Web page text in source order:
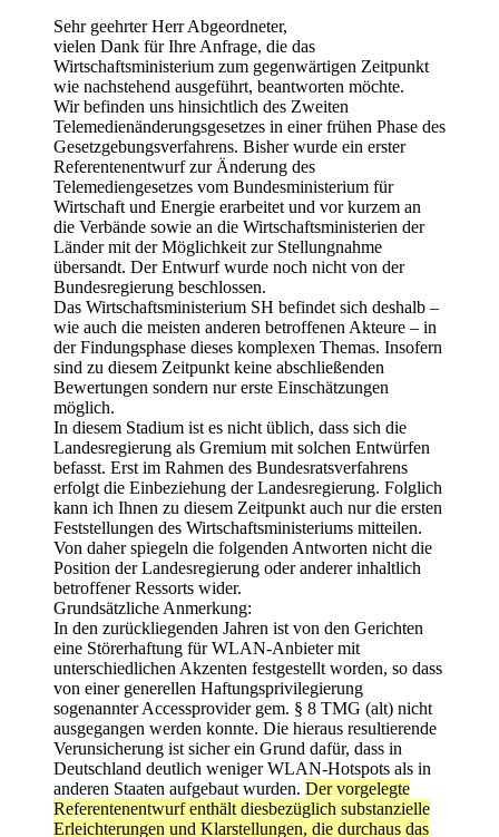
Sehr geehrter Herr Abgeordneter,
vielen Dank für Ihre Anfrage, die das
Wirtschaftsministerium zum gegenwärtigen Zeitpunkt
wie nachstehend ausgeführt, beantworten möchte.
Wir befinden uns hinsichtlich des Zweiten
Telemedienänderungsgesetzes in einer frühen Phase des
Gesetzgebungsverfahrens. Bisher wurde ein erster
Referentenentwurf zur Änderung des
Telemediengesetzes vom Bundesministerium für
Wirtschaft und Energie erarbeitet und vor kurzem an
die Verbände sowie an die Wirtschaftsministerien der
Länder mit der Möglichkeit zur Stellungnahme
übersandt. Der Entwurf wurde noch nicht von der
Bundesregierung beschlossen.
Das Wirtschaftsministerium SH befindet sich deshalb –
wie auch die meisten anderen betroffenen Akteure – in
der Findungsphase dieses komplexen Themas. Insofern
sind zu diesem Zeitpunkt keine abschließenden
Bewertungen sondern nur erste Einschätzungen
möglich.
In diesem Stadium ist es nicht üblich, dass sich die
Landesregierung als Gremium mit solchen Entwürfen
befasst. Erst im Rahmen des Bundesratsverfahrens
erfolgt die Einbeziehung der Landesregierung. Folglich
kann ich Ihnen zu diesem Zeitpunkt auch nur die ersten
Feststellungen des Wirtschaftsministeriums mitteilen.
Von daher spiegeln die folgenden Antworten nicht die
Position der Landesregierung oder anderer inhaltlich
betroffener Ressorts wider.
Grundsätzliche Anmerkung:
In den zurückliegenden Jahren ist von den Gerichten
eine Störerhaftung für WLAN-Anbieter mit
unterschiedlichen Akzenten festgestellt worden, so dass
von einer generellen Haftungsprivilegierung
sogenannter Accessprovider gem. § 8 TMG (alt) nicht
ausgegangen werden konnte. Die hieraus resultierende
Verunsicherung ist sicher ein Grund dafür, dass in
Deutschland deutlich weniger WLAN-Hotspots als in
anderen Staaten aufgebaut wurden. Der vorgelegte
Referentenentwurf enthält diesbezüglich substanzielle
Erleichterungen und Klarstellungen, die durchaus das